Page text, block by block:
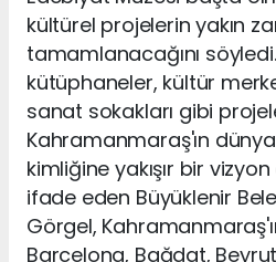
kültürel projelerin yakın
tamamlanacağını
kütüphaneler, kültür
sanat sokakları gibi
Kahramanmaraş'ın
kimliğine yakışır bir
ifade eden Büyüklenir
Görgel,
Barcelona, Bağdat,